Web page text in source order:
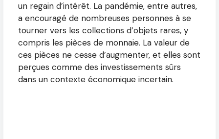
un regain d’intérêt. La pandémie, entre autres,
a encouragé de nombreuses personnes à se
tourner vers les collections d’objets rares, y
compris les pièces de monnaie. La valeur de
ces pièces ne cesse d’augmenter, et elles sont
perçues comme des investissements sûrs
dans un contexte économique incertain.